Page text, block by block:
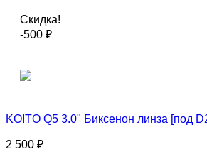
Скидка!
-500 ₽
KOITO Q5 3.0" Биксенон линза [под
2 500 ₽